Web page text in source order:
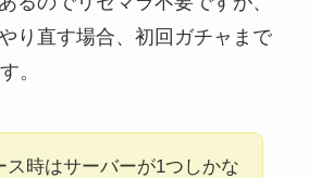
り直す場合、初回ガチャまで
。
ス時はサーバーが1つしかな